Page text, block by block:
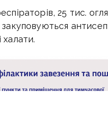
25 тис.
халати.